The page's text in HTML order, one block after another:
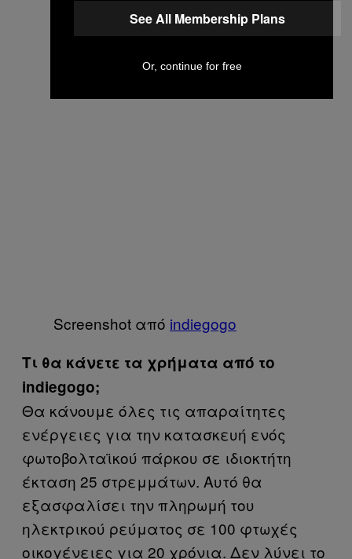
Screenshot από indiegogo
Τι θα κάνετε τα χρήματα από το
indiegogo;
Θα κάνουμε όλες τις απαραίτητες
ενέργειες για την κατασκευή ενός
φωτοβολταϊκού πάρκου σε ιδιοκτήτη
έκταση 25 στρεμμάτων. Αυτό θα
εξασφαλίσει την πληρωμή του
ηλεκτρικού ρεύματος σε 100 φτωχές
οικογένειες για 20 χρόνια. Δεν λύνει το
See All Membership Plans
Or, continue for free